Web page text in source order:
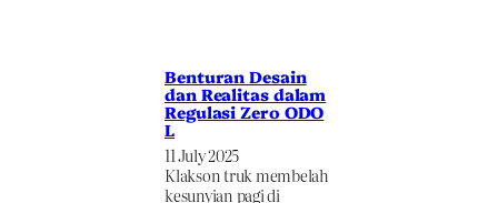
Benturan Desain
dan Realitas dalam
Regulasi Zero ODO
L
11 July 2025
Klakson truk membelah
kesunyian pagi di